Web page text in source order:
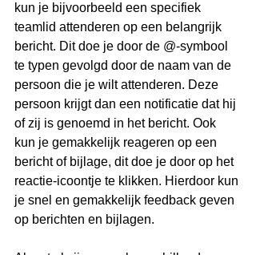
kun je bijvoorbeeld een specifiek
teamlid attenderen op een belangrijk
bericht. Dit doe je door de @-symbool
te typen gevolgd door de naam van de
persoon die je wilt attenderen. Deze
persoon krijgt dan een notificatie dat hij
of zij is genoemd in het bericht. Ook
kun je gemakkelijk reageren op een
bericht of bijlage, dit doe je door op het
reactie-icoontje te klikken. Hierdoor kun
je snel en gemakkelijk feedback geven
op berichten en bijlagen.